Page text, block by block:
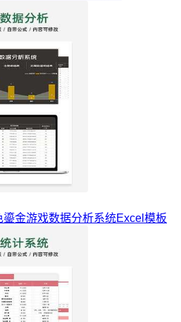
鎏金游戏数据分析系统Excel模板